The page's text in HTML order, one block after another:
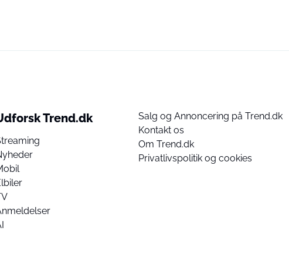
Trend.dk
Salg og Annoncering på Trend.dk
Kontakt os
Om Trend.dk
Privatlivspolitik og cookies